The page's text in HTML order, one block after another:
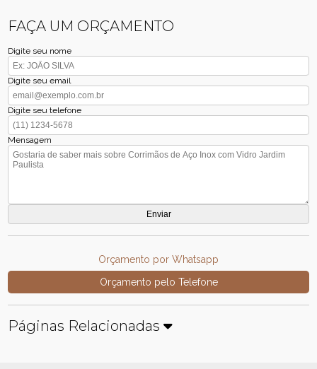
FAÇA UM ORÇAMENTO
Digite seu nome
Digite seu email
Digite seu telefone
Mensagem
Orçamento por Whatsapp
Orçamento pelo Telefone
Páginas Relacionadas